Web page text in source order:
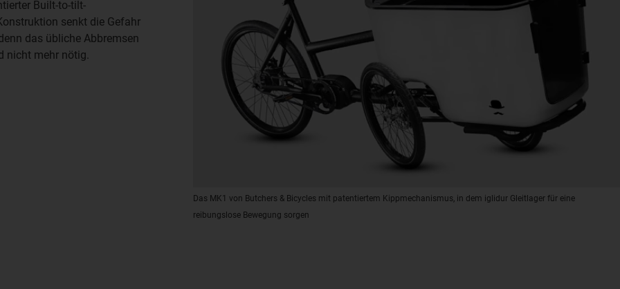
Das MK1 von Butchers & Bicycles mit patentiertem Kippmechanismus, in dem iglidur Gleitlager für eine
reibungslose Bewegung sorgen
Built-to-tilt-
senkt die Gefahr
das übliche Abbremsen
nicht mehr nötig.